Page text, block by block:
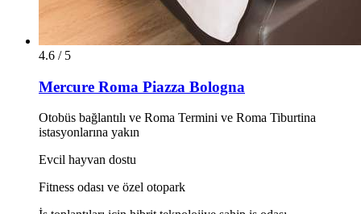
4.6 / 5
Mercure Roma Piazza Bologna
Otobüs bağlantılı ve Roma Termini ve Roma Tiburtina
istasyonlarına yakın
Evcil hayvan dostu
Fitness odası ve özel otopark